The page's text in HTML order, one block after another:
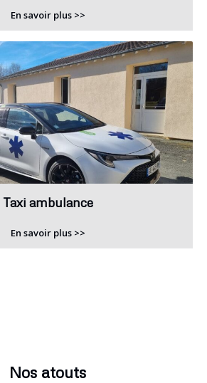
En savoir plus >>
Taxi ambulance
En savoir plus >>
Nos atouts